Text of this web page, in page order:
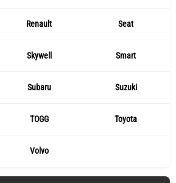
Renault Seat
Skywell Smart
Subaru Suzuki
TOGG Toyota
Volvo